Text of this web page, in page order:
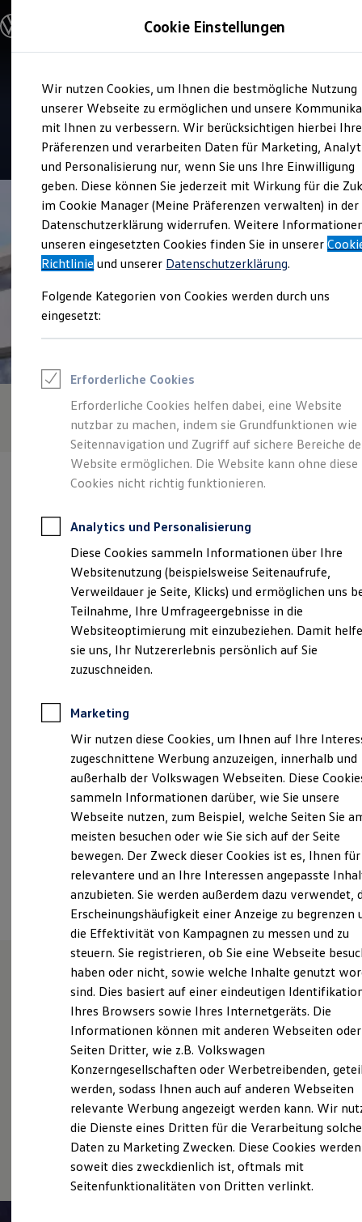
Hauptinhalt
springen
Footer
springen
Modelle und Konfigurator
Modelle vergleichen
Elektroautos
ENERGY Sondermodelle
Nutzfahrzeuge
SUV und CUV
Familienautos
Kombis
Kompaktwagen
Sportwagen
Schnell verfügbare Fahrzeuge
Angebote und Produkte
Aktuelle Angebote
E-Auto-Förderung
Volkswagen Marktplatz
Junge Gebrauchtwagen und Gebrauchtwagen
Volkswagen Zertifizierte Gebrauchtwagen
Zubehör- und Serviceangebote
Leasing
Leasing-Angebote
Gebrauchtwagen Leasing
Junge Gebrauchtwagen-Leasing
Elektroauto Leasing
Kleinwagen-Leasing
Leasing ohne Anzahlung
Finanzierung
Kfz-Versicherung
Restschuldversicherungen
Garantien
Wartungsverträge
Geschäftskunden
Professional Class bei Volkswagen
Großkunden
Behörden
Direktkunden
Sonderfahrzeuge
Anpfiff zum Gewinn
Elektroautos
ID. Tutorials
Elektrofahrzeugkonzepte
Reichweite
Reichweite der ID. Modelle
Reichweite im Winter
Laden
Laden unterwegs
Laden Zuhause
Ladestationen finden
Ladezeitensimulator
Batterie
Sicherheit
Garantie und Lebensdauer
Nachhaltigkeit
Technologie
Kosten und Kauf
Verbrauchskosten
Kaufoptionen
E-Auto-Förderung
Software und Konnektivität
ID. Software Versionen und Updates
Digitale Extras
Schnittstellen zu Ihrem ID.
Hybridautos
Marke und Erlebnis
Volkswagen R und R Experience
R-Modelle
Driving Experience
Volkswagen entdecken
Service
Autohaus Ruprecht
4.8| 103 Bewertungen
Verantwortlich für die Inhalte auf dieser Seite ist die Autohaus
Ruprecht GmbH (Impressum & Rechtliches)
Forster Straße 11, 03172 Guben
info@autohaus-ruprecht.eu
Montag
Sonntag
Geschlossen
Ansprechpartner
Unsere Leistungenim
Überblick
Gebrauchtwagen
Service
Volkswagen Economy
Service
Cookie Einstellungen
Wir nutzen Cookies, um Ihnen die bestmögliche Nutzung
unserer Webseite zu ermöglichen und unsere
mit Ihnen zu verbessern. Wir berücksichtigen hierbei Ihre
Präferenzen und verarbeiten Daten für Marketing,
und Personalisierung nur, wenn Sie uns Ihre Einwilligung
geben. Diese können Sie jederzeit mit Wirkung für die
im Cookie Manager (Meine Präferenzen verwalten) in der
Datenschutzerklärung widerrufen. Weitere
unseren eingesetzten Cookies finden Sie in unserer
Richtlinie und unserer Datenschutzerklärung.
Folgende Kategorien von Cookies werden durch uns
eingesetzt:
Erforderliche Cookies
Erforderliche Cookies helfen dabei, eine Website
nutzbar zu machen, indem sie Grundfunktionen wie
Seitennavigation und Zugriff auf sichere Bereiche
Website ermöglichen. Die Website kann ohne diese
Cookies nicht richtig funktionieren.
Analytics und Personalisierung
Diese Cookies sammeln Informationen über Ihre
Websitenutzung (beispielsweise Seitenaufrufe,
Verweildauer je Seite, Klicks) und ermöglichen uns
Teilnahme, Ihre Umfrageergebnisse in die
Websiteoptimierung mit einzubeziehen. Damit
sie uns, Ihr Nutzererlebnis persönlich auf Sie
zuzuschneiden.
Marketing
Wir nutzen diese Cookies, um Ihnen auf Ihre
zugeschnittene Werbung anzuzeigen, innerhalb und
außerhalb der Volkswagen Webseiten. Diese
sammeln Informationen darüber, wie Sie unsere
Webseite nutzen, zum Beispiel, welche Seiten Sie
meisten besuchen oder wie Sie sich auf der Seite
bewegen. Der Zweck dieser Cookies ist es, Ihnen für
relevantere und an Ihre Interessen angepasste
anzubieten. Sie werden außerdem dazu verwendet,
Erscheinungshäufigkeit einer Anzeige zu begrenzen
die Effektivität von Kampagnen zu messen und zu
steuern. Sie registrieren, ob Sie eine Webseite
haben oder nicht, sowie welche Inhalte genutzt
sind. Dies basiert auf einer eindeutigen
Ihres Browsers sowie Ihres Internetgeräts. Die
Informationen können mit anderen Webseiten oder
Seiten Dritter, wie z.B. Volkswagen
Konzerngesellschaften oder Werbetreibenden,
werden, sodass Ihnen auch auf anderen Webseiten
relevante Werbung angezeigt werden kann. Wir
die Dienste eines Dritten für die Verarbeitung
Daten zu Marketing Zwecken. Diese Cookies
soweit dies zweckdienlich ist, oftmals mit
Seitenfunktionalitäten von Dritten verlinkt.